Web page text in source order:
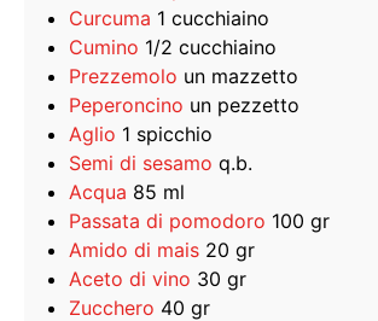
Curcuma 1 cucchiaino
Cumino 1/2 cucchiaino
Prezzemolo un mazzetto
Peperoncino un pezzetto
Aglio 1 spicchio
Semi di sesamo q.b.
Acqua 85 ml
Passata di pomodoro 100 gr
Amido di mais 20 gr
Aceto di vino 30 gr
Zucchero 40 gr